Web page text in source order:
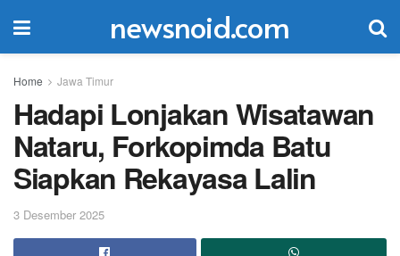
newsnoid.com
Home Jawa Timur
Hadapi Lonjakan Wisatawan
Nataru, Forkopimda Batu
Siapkan Rekayasa Lalin
3 Desember 2025